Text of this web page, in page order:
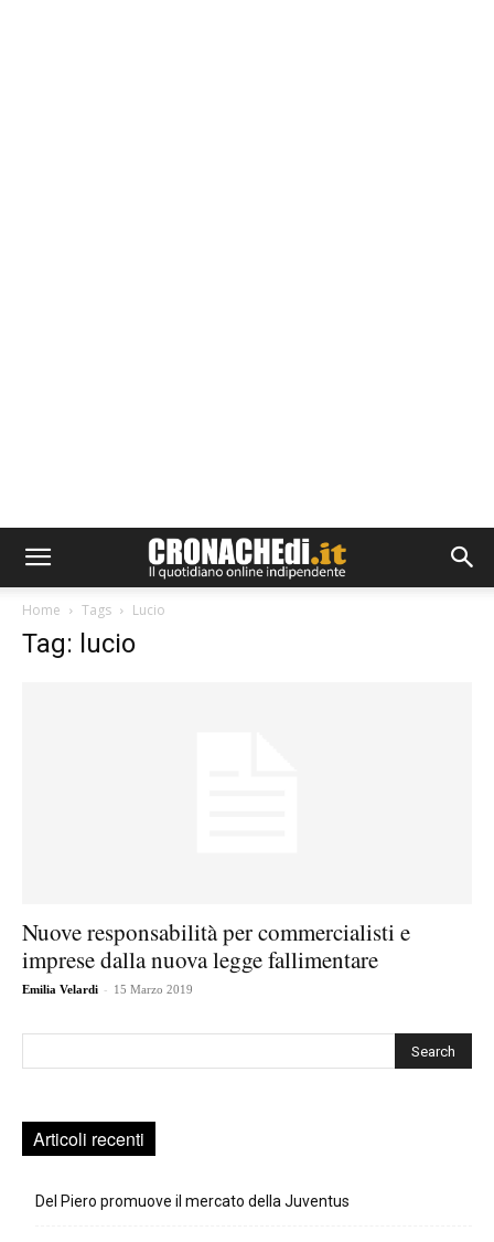
Home Tags Lucio
Tag: lucio
Nuove responsabilità per commercialisti e
imprese dalla nuova legge fallimentare
Emilia Velardi - 15 Marzo 2019
Articoli recenti
Del Piero promuove il mercato della Juventus